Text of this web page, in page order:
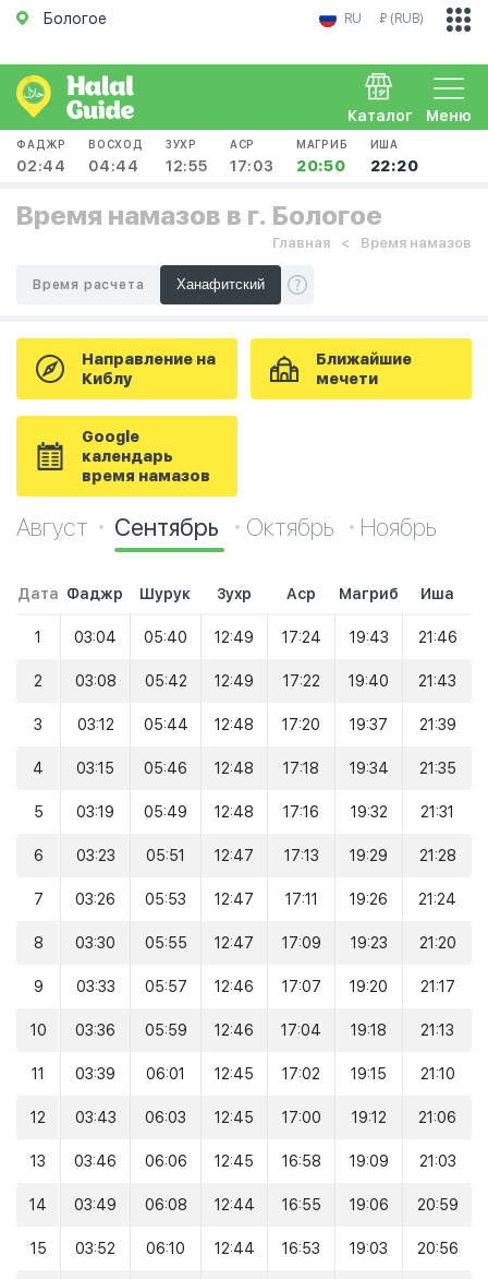
Бологое RU ₽ (RUB)
Меню
Каталог
ФАДЖР
02:44
ВОСХОД
04:44
ЗУХР
12:55
АСР
17:03
МАГРИБ
20:50
ИША
22:20
Время намазов в г. Бологое
Главная Время намазов
Время расчета
Направление на
Киблу
Ближайшие
мечети
Google
календарь
время намазов
Август Сентябрь Октябрь Ноябрь
Дата Фаджр Шурук Зухр Аср Магриб Иша
1 03:04 05:40 12:49 17:24 19:43 21:46
2 03:08 05:42 12:49 17:22 19:40 21:43
3 03:12 05:44 12:48 17:20 19:37 21:39
4 03:15 05:46 12:48 17:18 19:34 21:35
5 03:19 05:49 12:48 17:16 19:32 21:31
6 03:23 05:51 12:47 17:13 19:29 21:28
7 03:26 05:53 12:47 17:11 19:26 21:24
8 03:30 05:55 12:47 17:09 19:23 21:20
9 03:33 05:57 12:46 17:07 19:20 21:17
10 03:36 05:59 12:46 17:04 19:18 21:13
11 03:39 06:01 12:45 17:02 19:15 21:10
12 03:43 06:03 12:45 17:00 19:12 21:06
13 03:46 06:06 12:45 16:58 19:09 21:03
14 03:49 06:08 12:44 16:55 19:06 20:59
15 03:52 06:10 12:44 16:53 19:03 20:56